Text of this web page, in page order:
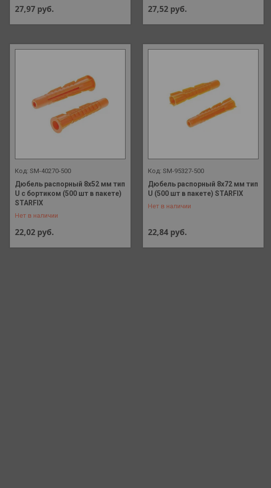
27,97 руб. 27,52 руб.
SM-40270-500
Дюбель распорный 8х52 мм тип
U с бортиком (500 шт в пакете)
STARFIX
Нет в наличии
22,02 руб.
+375 (29) 648-41-90
SM-95327-500
Дюбель распорный 8х72 мм тип
U (500 шт в пакете) STARFIX
Нет в наличии
22,84 руб.